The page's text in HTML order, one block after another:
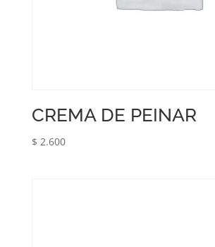
CREMA DE PEINAR
$ 2.600